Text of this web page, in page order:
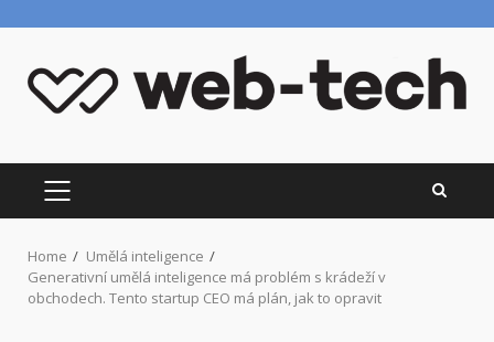
content
PRIMARY
MENU
Home
Umělá inteligence
Generativní umělá inteligence má problém s krádeží v
obchodech. Tento startup CEO má plán, jak to opravit